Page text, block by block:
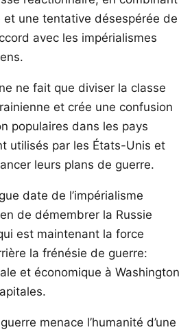
et une tentative désespérée de
avec les impérialismes
ne fait que diviser la classe
et crée une confusion
populaires dans les pays
utilisés par les États-Unis et
leurs plans de guerre.
date de l’impérialisme
de démembrer la Russie
est maintenant la force
la frénésie de guerre:
et économique à Washington
menace l’humanité d’une